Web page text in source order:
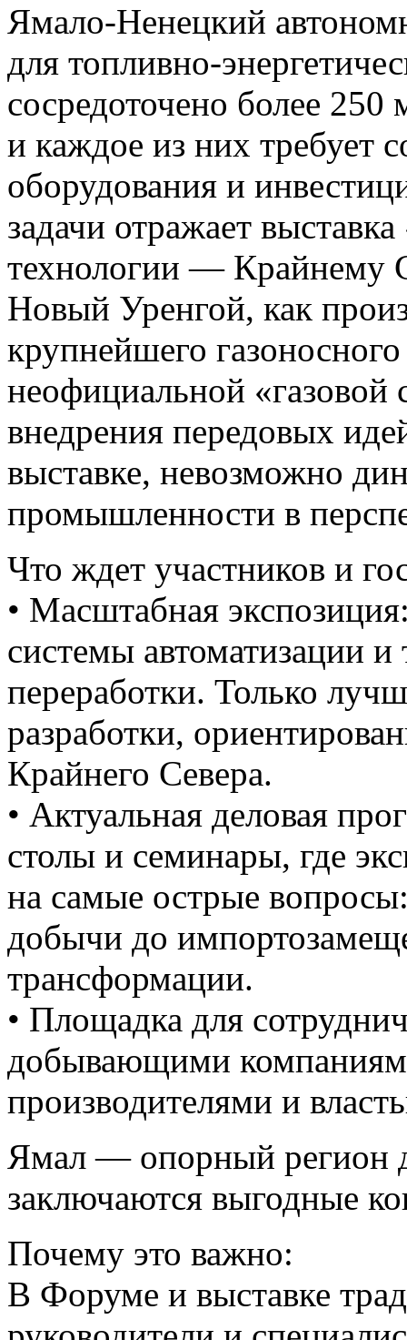
Ямало-Ненецкий
для топливно-
сосредоточено более
и каждое из них требует
оборудования и
задачи отражает
технологии — Крайнему
Новый Уренгой, как
крупнейшего
неофициальной «газовой
внедрения передовых
выставке, невозможно
промышленности в
Что ждет участников и
• Масштабная
системы автоматизации
переработки. Только
разработки,
Крайнего Севера.
• Актуальная деловая
столы и семинары, где
на самые острые
добычи до
трансформации.
• Площадка для
добывающими
производителями и
Ямал — опорный регион
заключаются выгодные
Почему это важно:
В Форуме и выставке